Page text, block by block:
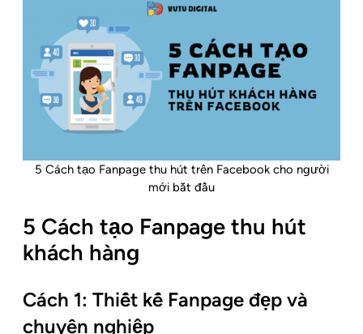
5 Cách tạo Fanpage thu hút trên Facebook cho người
mới bắt đầu
5 Cách tạo Fanpage thu hút
khách hàng
Cách 1: Thiết kế Fanpage đẹp và
chuyên nghiệp